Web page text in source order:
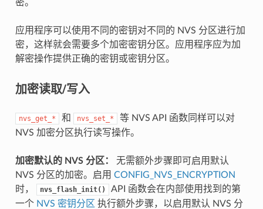
密。
应用程序可以使用不同的密钥对不同的 NVS 分区进行加
密，这样就会需要多个加密密钥分区。应用程序应为加
解密操作提供正确的密钥或密钥分区。
加密读取/写入
nvs_get_* 和 nvs_set_*
等 NVS API 函数同样可以对
NVS 加密分区执行读写操作。
加密默认的 NVS 分区：
无需额外步骤即可启用默认
NVS 分区的加密。启用 CONFIG_NVS_ENCRYPTION
时，
nvs_flash_init()
API 函数会在内部使用找到的第
一个 NVS 密钥分区 执行额外步骤，以启用默认 NVS 分